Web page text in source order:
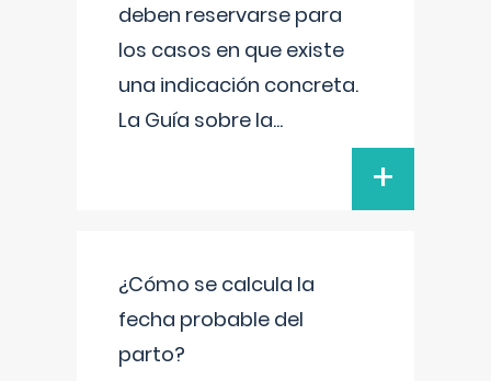
deben reservarse para
los casos en que existe
una indicación concreta.
La Guía sobre la...
+
¿Cómo se calcula la
fecha probable del
parto?